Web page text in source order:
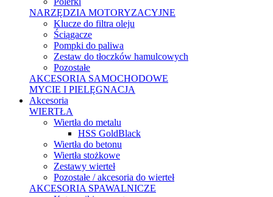
NARZĘDZIA MOTORYZACYJNE
Klucze do filtra oleju
Ściągacze
Pompki do paliwa
Zestaw do tłoczków hamulcowych
Pozostałe
AKCESORIA SAMOCHODOWE
MYCIE I PIELĘGNACJA
Akcesoria
WIERTŁA
Wiertła do metalu
HSS GoldBlack
Wiertła do betonu
Wiertła stożkowe
Zestawy wierteł
Pozostałe / akcesoria do wierteł
AKCESORIA SPAWALNICZE